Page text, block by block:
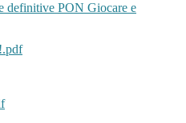
definitive PON Giocare e